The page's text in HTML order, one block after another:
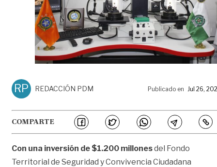
RP REDACCIÓN PDM Publicado en Jul 26,
COMPARTE
Con una inversión de $1.200 millonesdel Fondo
Territorial de Seguridad y Convivencia Ciudadana